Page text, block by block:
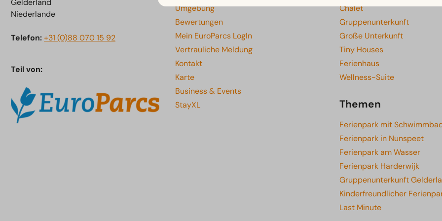
Niederlande
Telefon:+31 (0)88 070 15 92
Teil von:
Umgebung
Bewertungen
Mein EuroParcs LogIn
Vertrauliche Meldung
Kontakt
Karte
Business & Events
StayXL
Chalet
Gruppenunterkunft
Große Unterkunft
Tiny Houses
Ferienhaus
Wellness-Suite
Themen
Ferienpark mit
Ferienpark in Nunspeet
Ferienpark am Wasser
Ferienpark Harderwijk
Gruppenunterkunft
Kinderfreundlicher
Last Minute